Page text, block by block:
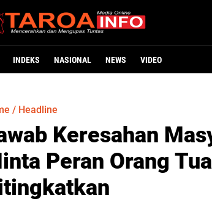
INDEKS NASIONAL NEWS VIDEO
/ Headline
Keresahan
Peran Orang